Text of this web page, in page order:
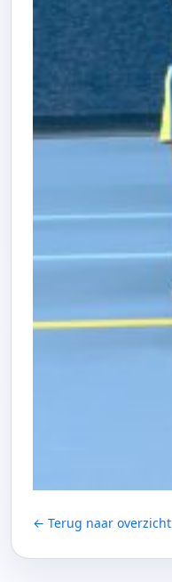
← Terug naar overzicht